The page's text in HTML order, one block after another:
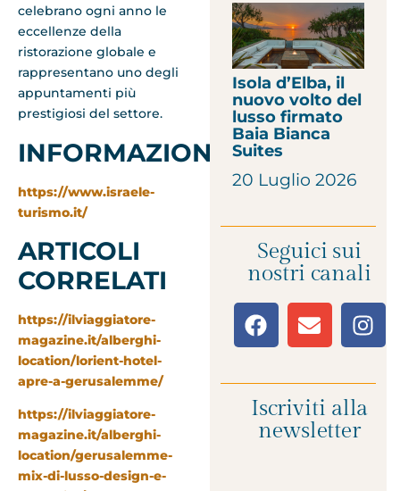
celebrano ogni anno le
eccellenze della
ristorazione globale e
rappresentano uno degli
appuntamenti più
prestigiosi del settore.
INFORMAZIONI
https://www.israele-
turismo.it/
ARTICOLI
CORRELATI
https://ilviaggiatore-
magazine.it/alberghi-
location/lorient-hotel-
apre-a-gerusalemme/
https://ilviaggiatore-
magazine.it/alberghi-
location/gerusalemme-
mix-di-lusso-design-e-
Isola d’Elba, il
nuovo volto del
lusso firmato
Baia Bianca
Suites
20 Luglio 2026
Seguici sui
nostri canali
Iscriviti alla
newsletter